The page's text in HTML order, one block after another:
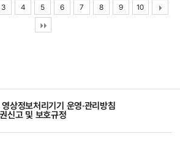
3 4 5 6 7 8 9 10
상정보처리기기 운영·관리방침
신고 및 보호규정